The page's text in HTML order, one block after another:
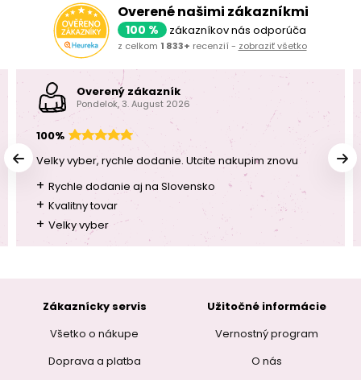
Overené našimi zákazníkmi
100 % zákazníkov nás odporúča
z celkom 1 833+ recenzií - zobraziť všetko
Overený zákazník
Pondelok, 3. August 2026
100%
Velky vyber, rychle dodanie. Utcite nakupim znovu
+ Rychle dodanie aj na Slovensko
+ Kvalitny tovar
+ Velky vyber
Zákaznícky servis
Všetko o nákupe
Doprava a platba
Užitočné informácie
Vernostný program
O nás